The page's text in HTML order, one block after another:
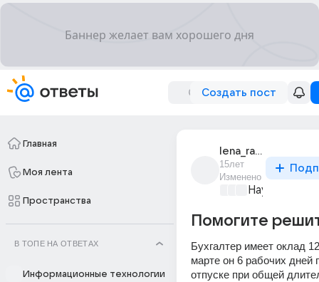
Создать пост
Главная
Моя лента
Пространства
В ТОПЕ НА ОТВЕТАХ
Информационные технологии
lena_ra_1
15лет
Изменено
Наука
Помогите
Бухгалтер имеет оклад
марте он 6 рабочих дней
отпуске при общей